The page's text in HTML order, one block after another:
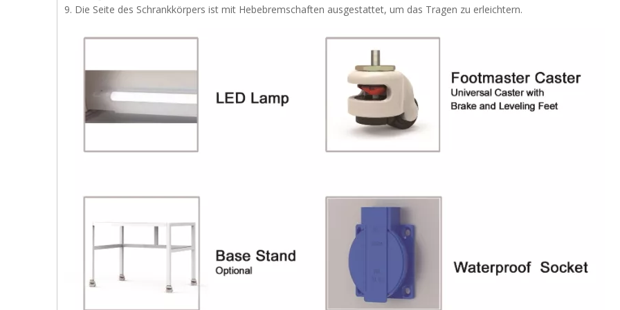
9. Die Seite des Schrankkörpers ist mit Hebebremschaften ausgestattet, um das Tragen zu erleichtern.